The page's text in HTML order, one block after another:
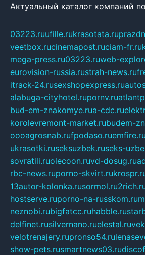
Актуальный каталог компаний
03223.ruufille.rukrasotata.ru
veetbox.rucinemapost.ruciam-fr.ru
mega-press.ru03223.ruweb-
eurovision-russia.rustrah-news.ru
itrack-24.rusexshopexpress.ru
alabuga-cityhotel.rupornv.ru
bud-em-znakomye.rua-cdc.ru
korolevremont-market.rubudem-
oooagrosnab.rufpodaso.ruemfire.ru
ukrasotki.ruseksuzbek.ruseks-
sovratili.ruolecoon.ruvd-dosug.ru
rbc-news.ruporno-skvirt.ru
13autor-kolonka.rusormol.ru
hostserve.ruporno-na-russkom.ru
neznobi.rubigfatcc.ruhabble.ru
delfinet.rusilvernano.ruelestal.ru
velotrenajery.rupronso54.ru
show-pets.rusmartnews03.ru